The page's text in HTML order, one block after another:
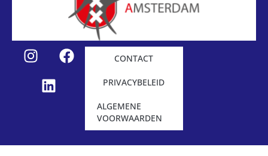
CONTACT
PRIVACYBELEID
ALGEMENE
VOORWAARDEN